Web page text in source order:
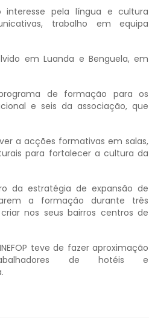
interesse pela língua e cultura
trabalho em equipa
em Luanda e Benguela, em
de formação para os
e seis da associação, que
a acções formativas em salas,
para fortalecer a cultura da
da estratégia de expansão de
a formação durante três
nos seus bairros centros de
teve de fazer aproximação
de hotéis e